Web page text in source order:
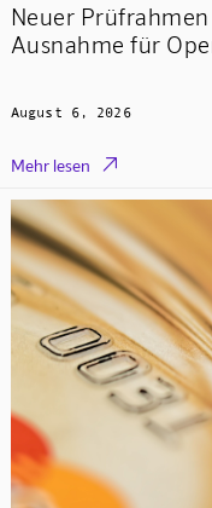
Neuer
Ausnahme für
August 6, 2026
Mehr lesen 